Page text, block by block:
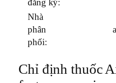
đăng ký:
Nhà
phân
phối:
Chỉ định thuốc